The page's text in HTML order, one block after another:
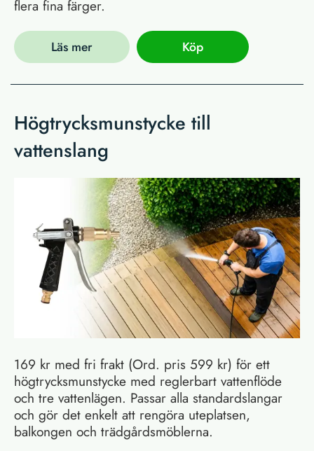
flera fina färger.
Läs mer Köp
Högtrycksmunstycke till
vattenslang
169 kr med fri frakt (Ord. pris 599 kr) för ett
högtrycksmunstycke med reglerbart vattenflöde
och tre vattenlägen. Passar alla standardslangar
och gör det enkelt att rengöra uteplatsen,
balkongen och trädgårdsmöblerna.